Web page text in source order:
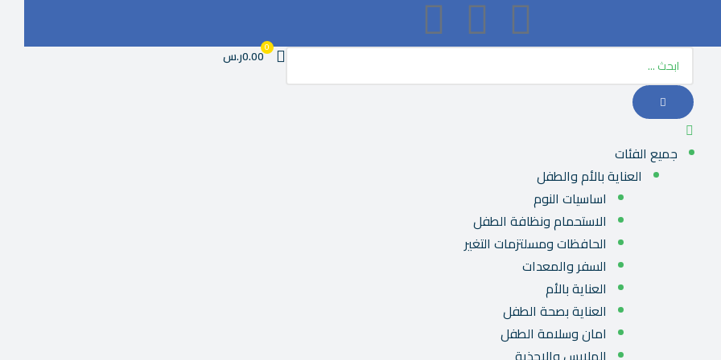
00.00ر.س
جميع الفئات
العناية بالأم والطفل
اساسيات النوم
الاستحمام ونظافة الطفل
الحافظات ومسلتزمات التغير
السفر والمعدات
العناية بالأم
العناية بصحة الطفل
امان وسلامة الطفل